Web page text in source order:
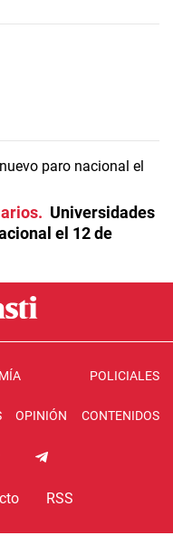
Universidades
el 12 de
POLICIALES
OPINIÓN CONTENIDOS
RSS